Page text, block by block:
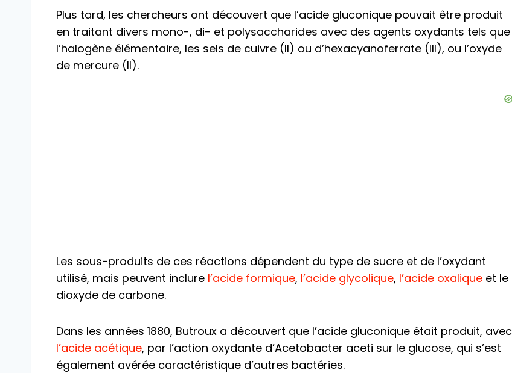
Plus tard, les chercheurs ont découvert que l’acide gluconique pouvait être produit
en traitant divers mono-, di- et polysaccharides avec des agents oxydants tels que
l’halogène élémentaire, les sels de cuivre (II) ou d’hexacyanoferrate (III), ou l’oxyde
de mercure (II).
Les sous-produits de ces réactions dépendent du type de sucre et de l’oxydant
utilisé, mais peuvent inclure l’acide formique, l’acide glycolique, l’acide oxalique et le
dioxyde de carbone.
Dans les années 1880, Butroux a découvert que l’acide gluconique était produit, avec
l’acide acétique, par l’action oxydante d’Acetobacter aceti sur le glucose, qui s’est
également avérée caractéristique d’autres bactéries.